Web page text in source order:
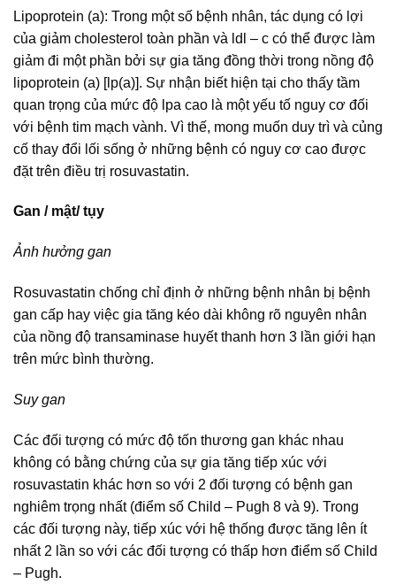
Lipoprotein (a): Trong một số bệnh nhân, tác dụng có lợi
của giảm cholesterol toàn phần và ldl – c có thể được làm
giảm đi một phần bởi sự gia tăng đồng thời trong nồng độ
lipoprotein (a) [lp(a)]. Sự nhận biết hiện tại cho thấy tầm
quan trọng của mức độ lpa cao là một yếu tố nguy cơ đối
với bệnh tim mạch vành. Vì thế, mong muốn duy trì và củng
cố thay đổi lối sống ở những bệnh có nguy cơ cao được
đặt trên điều trị rosuvastatin.
Gan / mật/ tụy
Ảnh hưởng gan
Rosuvastatin chống chỉ định ở những bệnh nhân bị bệnh
gan cấp hay việc gia tăng kéo dài không rõ nguyên nhân
của nồng độ transaminase huyết thanh hơn 3 lần giới hạn
trên mức bình thường.
Suy gan
Các đối tượng có mức độ tốn thương gan khác nhau
không có bằng chứng của sự gia tăng tiếp xúc với
rosuvastatin khác hơn so với 2 đối tượng có bệnh gan
nghiêm trọng nhất (điểm số Child – Pugh 8 và 9). Trong
các đối tượng này, tiếp xúc với hệ thống được tăng lên ít
nhất 2 lần so với các đối tượng có thấp hơn điểm số Child
– Pugh.